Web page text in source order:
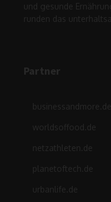
und gesunde
runden das
Partner
businessandmore.de
worldsoffood.de
netzathleten.de
planetoftech.de
urbanlife.de